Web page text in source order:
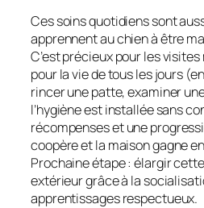
Ces soins quotidiens sont
apprennent au chien à être
C’est précieux pour les
pour la vie de tous les jours
rincer une patte, examiner
l’hygiène est installée sans
récompenses et une
coopère et la maison gagne
Prochaine étape : élargir
extérieur grâce à la
apprentissages respectueux.